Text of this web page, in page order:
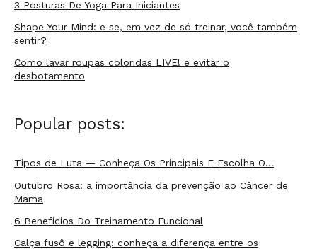
3 Posturas De Yoga Para Iniciantes
Shape Your Mind: e se, em vez de só treinar, você também
sentir?
Como lavar roupas coloridas LIVE! e evitar o
desbotamento
Popular posts:
Tipos de Luta — Conheça Os Principais E Escolha O…
Outubro Rosa: a importância da prevenção ao Câncer de
Mama
6 Benefícios Do Treinamento Funcional
Calça fusô e legging: conheça a diferença entre os